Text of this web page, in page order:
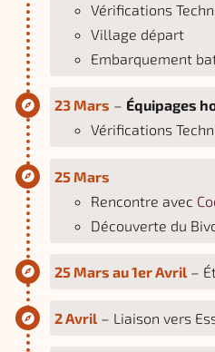
Vérifications
Village départ
Embarquement
23 Mars – Équipages
Vérifications
25 Mars
Rencontre avec
Découverte du
25 Mars au 1er Avril –
2 Avril – Liaison vers